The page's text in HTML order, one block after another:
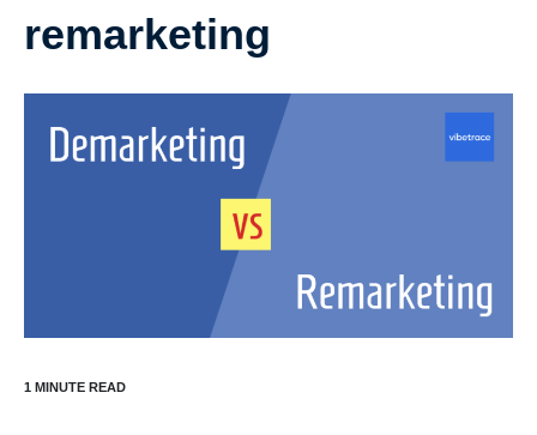
remarketing